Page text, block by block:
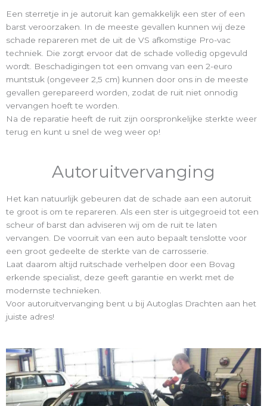
Een sterretje in je autoruit kan gemakkelijk een ster of een
barst veroorzaken. In de meeste gevallen kunnen wij deze
schade repareren met de uit de VS afkomstige Pro-vac
techniek. Die zorgt ervoor dat de schade volledig opgevuld
wordt. Beschadigingen tot een omvang van een 2-euro
muntstuk (ongeveer 2,5 cm) kunnen door ons in de meeste
gevallen gerepareerd worden, zodat de ruit niet onnodig
vervangen hoeft te worden.
Na de reparatie heeft de ruit zijn oorspronkelijke sterkte weer
terug en kunt u snel de weg weer op!
Autoruitvervanging
Het kan natuurlijk gebeuren dat de schade aan een autoruit
te groot is om te repareren. Als een ster is uitgegroeid tot een
scheur of barst dan adviseren wij om de ruit te laten
vervangen. De voorruit van een auto bepaalt tenslotte voor
een groot gedeelte de sterkte van de carrosserie.
Laat daarom altijd ruitschade verhelpen door een Bovag
erkende specialist, deze geeft garantie en werkt met de
modernste technieken.
Voor autoruitvervanging bent u bij Autoglas Drachten aan het
juiste adres!